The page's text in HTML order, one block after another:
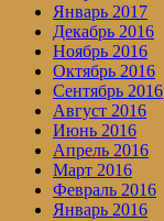
Январь 2017
Декабрь 2016
Ноябрь 2016
Октябрь 2016
Сентябрь 2016
Август 2016
Июнь 2016
Апрель 2016
Март 2016
Февраль 2016
Январь 2016